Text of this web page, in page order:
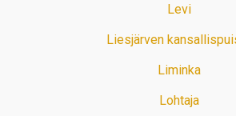
Levi
Liesjärven
Liminka
Lohtaja